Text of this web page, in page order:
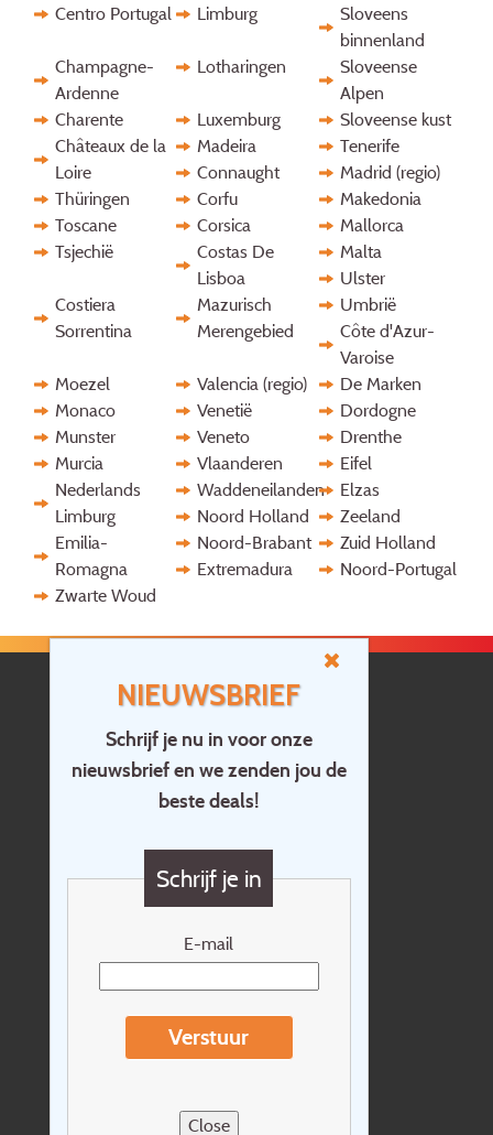
NIEUWSBRIEF
Schrijf je nu in voor onze
nieuwsbrief en we zenden jou de
beste deals!
Schrijf je in
E-mail
Verstuur
Close
Centro Portugal
Limburg
Sloveens
binnenland
Champagne-
Ardenne
Lotharingen
Sloveense
Alpen
Charente
Luxemburg
Sloveense kust
Châteaux de la
Loire
Madeira
Tenerife
Connaught
Madrid (regio)
Thüringen
Corfu
Makedonia
Toscane
Corsica
Mallorca
Tsjechië
Costas De
Lisboa
Malta
Ulster
Costiera
Sorrentina
Mazurisch
Merengebied
Umbrië
Côte d'Azur-
Varoise
Moezel
Valencia (regio)
De Marken
Monaco
Venetië
Dordogne
Munster
Veneto
Drenthe
Murcia
Vlaanderen
Eifel
Nederlands
Limburg
Waddeneilanden
Elzas
Noord Holland
Zeeland
Emilia-
Romagna
Noord-Brabant
Zuid Holland
Extremadura
Noord-Portugal
Zwarte Woud
Home
Contact
Vragen?
Cadeaubon
Nieuwsbrief
Reisvoorwaarden
Sitemap